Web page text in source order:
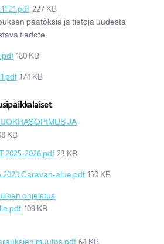
227 KB
päätöksiä ja tietoja uudesta
tiedote.
180 KB
174 KB
JA
KB
2025-2026.pdf 23 KB
2020 Caravan-alue.pdf 150 KB
ohjeistus
109 KB
muutos.pdf 64 KB